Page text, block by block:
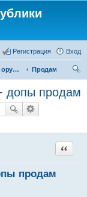
Вход
Регистрация
Купля-продажа оружия, товаров для снаряжение патронов, охотничьих собак
Продам
ск
допы продам
продам
Цитата